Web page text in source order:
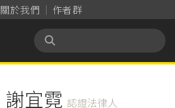
關於我們 作者群
謝宜霓 認證法律人